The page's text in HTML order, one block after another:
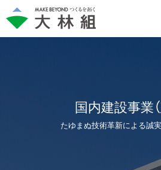
国内建設事業（
たゆまぬ技術革新による誠